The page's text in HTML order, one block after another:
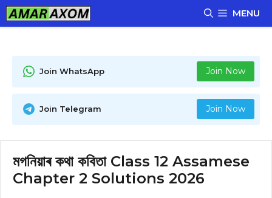
Skip
to
MENU
Join WhatsApp Join Now
Join Telegram Join Now
মগনিয়াৰ কথা কবিতা Class 12 Assamese
Chapter 2 Solutions 2026